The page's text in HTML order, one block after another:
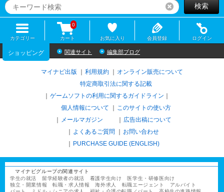
リセット検索
カテゴリー カート
0
お気に入り 会員登録 ログイン
ショッピング 関連サイト 編集部ブログ
マイナビ出版 利用規約
オンライン販売について
特定商取引法に関する記載
ゲームソフトの利用に関するガイドライン
個人情報について
このサイトの使い方
メールマガジン
広告出稿について
よくあるご質問
お問い合わせ
PURCHASE GUIDE (ENGLISH)
マイナビグループの関連サイト
学生の就活
留学経験者の就活 看護学生向け
医学生・研修医向け
独立・開業情報
転職・求人情報 海外求人 転職エージェント
アルバイト